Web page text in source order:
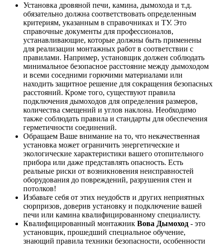
Установка дровяной печи, камина, дымохода и т.д.
обязательно должна соответствовать определенным
критериям, указанным в справочниках и ТУ. Это
справочные документы для профессионалов,
устанавливающие, которые должны быть применены
для реализации монтажных работ в соответствии с
правилами. Например, установщик должен соблюдать
минимальное безопасное расстояние между дымоходом
и всеми соседними горючими материалами или
находить защитное решение для сокращения безопасных
расстояний. Кроме того, существуют правила
подключения дымоходов для определения размеров,
количества смещений и углов наклона. Необходимо
также соблюдать правила и стандарты для обеспечения
герметичности соединений.
Обращаем Ваше внимание на то, что некачественная
установка может ограничить энергетические и
экологические характеристики вашего отопительного
прибора или даже представлять опасность. Есть
реальные риски от возникновения неисправностей
оборудования до повреждений, разрушения стен и
потолков!
Избавьте себя от этих неудобств и других неприятных
сюрпризов, доверив установку и подключение вашей
печи или камина квалифицированному специалисту.
Квалифицированный монтажник Вова Дымоход - это
установщик, прошедший специальное обучение,
знающий правила техники безопасности, особенности